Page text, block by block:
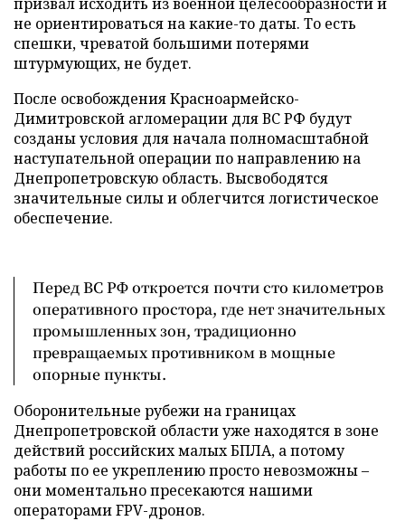
не ориентироваться на какие-то даты. То есть
спешки, чреватой большими потерями
штурмующих, не будет.
После освобождения Красноармейско-
Димитровской агломерации для ВС РФ будут
созданы условия для начала полномасштабной
наступательной операции по направлению на
Днепропетровскую область. Высвободятся
значительные силы и облегчится логистическое
обеспечение.
Перед ВС РФ откроется почти сто километров
оперативного простора, где нет значительных
промышленных зон, традиционно
превращаемых противником в мощные
опорные пункты.
Оборонительные рубежи на границах
Днепропетровской области уже находятся в зоне
действий российских малых БПЛА, а потому
работы по ее укреплению просто невозможны –
они моментально пресекаются нашими
операторами FPV-дронов.